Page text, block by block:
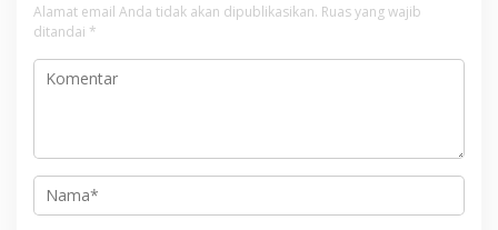
Alamat email Anda tidak akan dipublikasikan. Ruas yang wajib
ditandai *